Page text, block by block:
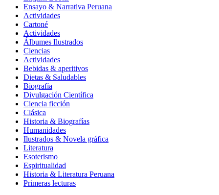
Ensayo & Narrativa Peruana
Actividades
Cartoné
Actividades
Álbumes Ilustrados
Ciencias
Actividades
Bebidas & aperitivos
Dietas & Saludables
Biografía
Divulgación Científica
Ciencia ficción
Clásica
Historia & Biografías
Humanidades
Ilustrados & Novela gráfica
Literatura
Esoterismo
Espiritualidad
Historia & Literatura Peruana
Primeras lecturas